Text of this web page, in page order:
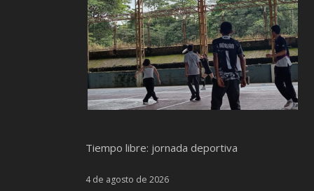
Tiempo libre: jornada deportiva
4 de agosto de 2026